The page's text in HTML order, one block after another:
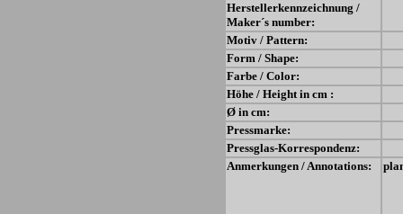
Herstellerkennzeichnung /
Maker´s number:
Motiv / Pattern:
Form / Shape:
Farbe / Color:
Höhe / Height in cm :
Ø in cm:
Pressmarke:
Pressglas-Korrespondenz:
Anmerkungen / Annotations: